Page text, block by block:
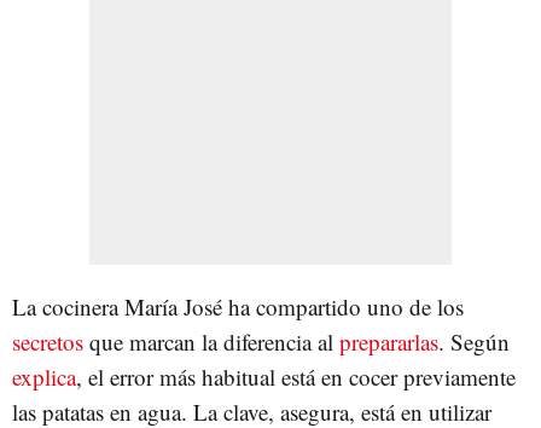
La cocinera María José ha compartido uno de los
secretos que marcan la diferencia al prepararlas. Según
explica, el error más habitual está en cocer previamente
las patatas en agua. La clave, asegura, está en utilizar